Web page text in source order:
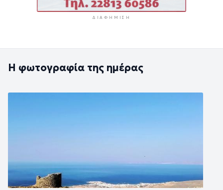
ΔΙΑΦΉΜΙΣΗ
Η φωτογραφία της ημέρας